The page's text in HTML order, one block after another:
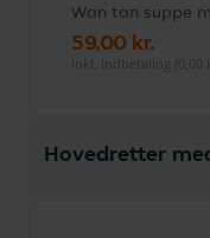
Wan tan suppe
59,00 kr.
inkl. indbetaling (0,00
Hovedretter